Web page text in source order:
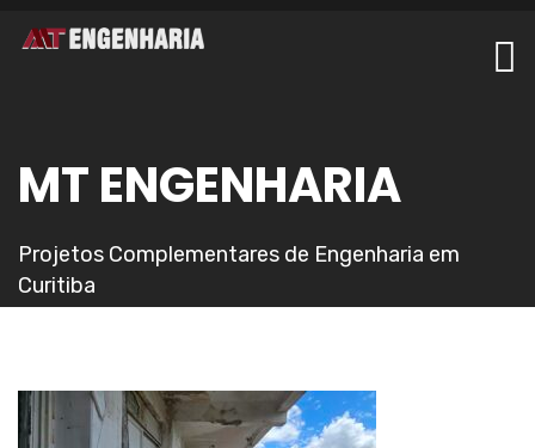
MT ENGENHARIA
Projetos Complementares de Engenharia em
Curitiba